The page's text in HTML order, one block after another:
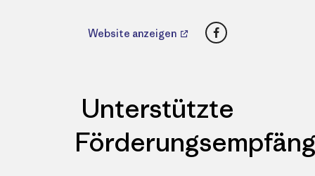
Website anzeigen Facebook
Unterstützte